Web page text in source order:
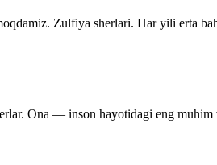
Zulfiya sherlari. Har yili erta
Ona — inson hayotidagi eng muhim